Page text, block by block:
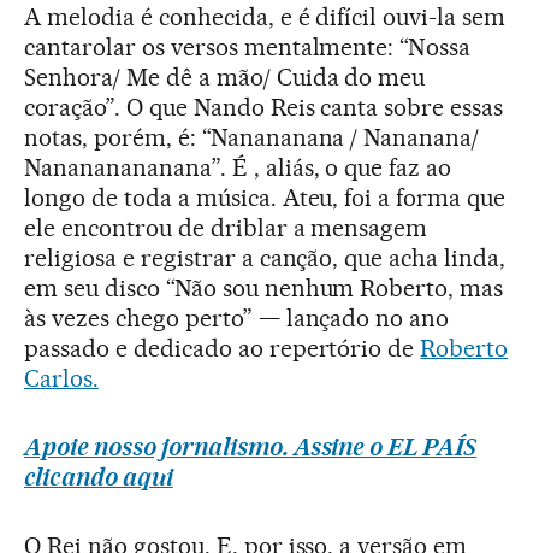
A melodia é conhecida, e é difícil ouvi-la sem
cantarolar os versos mentalmente: “Nossa
Senhora/ Me dê a mão/ Cuida do meu
coração”. O que Nando Reis canta sobre essas
notas, porém, é: “Nanananana / Nananana/
Nanananananana”. É , aliás, o que faz ao
longo de toda a música. Ateu, foi a forma que
ele encontrou de driblar a mensagem
religiosa e registrar a canção, que acha linda,
em seu disco “Não sou nenhum Roberto, mas
às vezes chego perto” — lançado no ano
passado e dedicado ao repertório deRoberto
Carlos.
Apoie nosso jornalismo. Assine o EL PAÍS
clicando aqui
O Rei não gostou. E, por isso, a versão em